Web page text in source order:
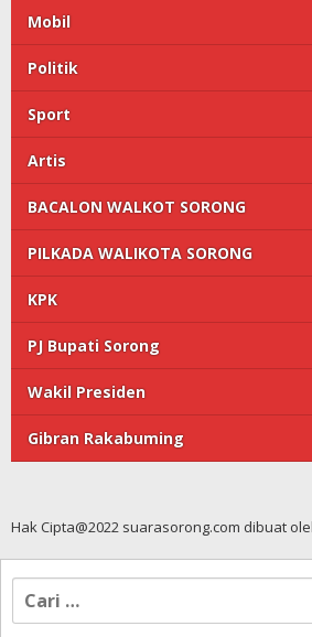
Mobil
Politik
Sport
Artis
BACALON WALKOT SORONG
PILKADA WALIKOTA SORONG
KPK
PJ Bupati Sorong
Wakil Presiden
Gibran Rakabuming
Hak Cipta@2022 suarasorong.com dibuat
Cari
untuk: